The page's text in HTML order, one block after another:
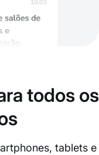
todos os
tablets e